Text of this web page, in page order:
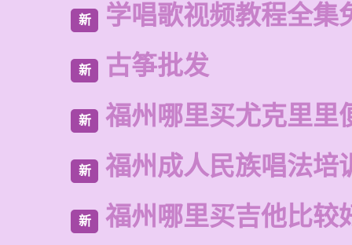
新 学唱歌视频教程全集
新 古筝批发
新 福州哪里买尤克里里
新 福州成人民族唱法培
新 福州哪里买吉他比较